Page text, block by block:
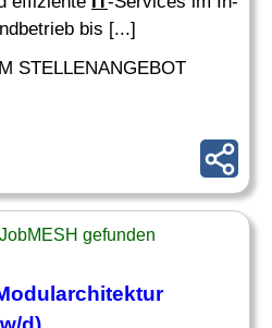
bis [...]
STELLENANGEBOT
gefunden